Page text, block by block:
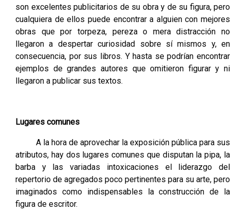
son excelentes publicitarios de su obra y de su figura, pero
cualquiera de ellos puede encontrar a alguien con mejores
obras que por torpeza, pereza o mera distracción no
llegaron a despertar curiosidad sobre sí mismos y, en
consecuencia, por sus libros. Y hasta se podrían encontrar
ejemplos de grandes autores que omitieron figurar y ni
llegaron a publicar sus textos.
Lugares comunes
A la hora de aprovechar la exposición pública para sus
atributos, hay dos lugares comunes que disputan la pipa, la
barba y las variadas intoxicaciones el liderazgo del
repertorio de agregados poco pertinentes para su arte, pero
imaginados como indispensables la construcción de la
figura de escritor.